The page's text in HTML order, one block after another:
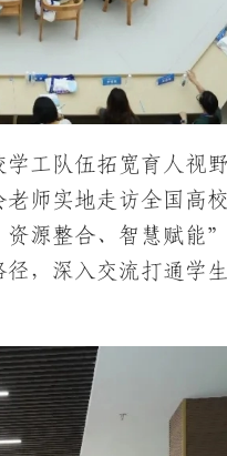
工队伍拓宽育人视
老师实地走访全国
源整合、智慧赋能”
，深入交流打通学